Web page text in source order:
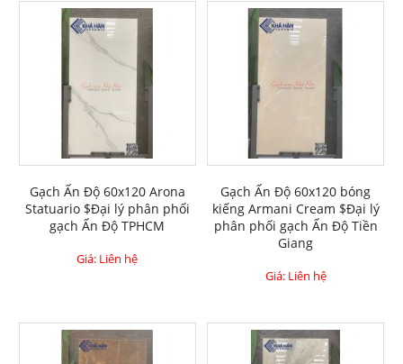
Gạch Ấn Độ 60x120 Arona
Statuario $Đại lý phân phối
gạch Ấn Độ TPHCM
Giá: Liên hệ
Gạch Ấn Độ 60x120 bóng
kiếng Armani Cream $Đại lý
phân phối gạch Ấn Độ Tiền
Giang
Giá: Liên hệ